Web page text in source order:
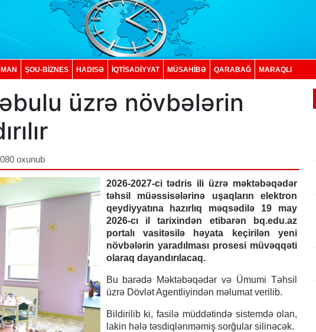
ŞOU-BİZNES HADISƏ İQTISADIYYAT MÜSAHİBƏ QARABAĞ MARAQLI
üzrə növbələrin
oxunub
2026-2027-ci tədris ili üzrə məktəbəqədər
təhsil müəssisələrinə uşaqların elektron
qeydiyyatına hazırlıq məqsədilə 19 may
2026-cı il tarixindən etibarən bq.edu.az
portalı vasitəsilə həyata keçirilən yeni
növbələrin yaradılması prosesi müvəqqəti
olaraq dayandırılacaq.
Bu barədə Məktəbəqədər və Ümumi Təhsil
üzrə Dövlət Agentliyindən məlumat verilib.
Bildirilib ki, fasilə müddətində sistemdə olan,
lakin hələ təsdiqlənməmiş sorğular silinəcək.